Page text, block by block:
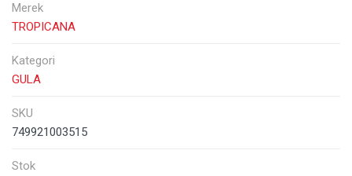
Merek
TROPICANA
Kategori
GULA
SKU
749921003515
Stok